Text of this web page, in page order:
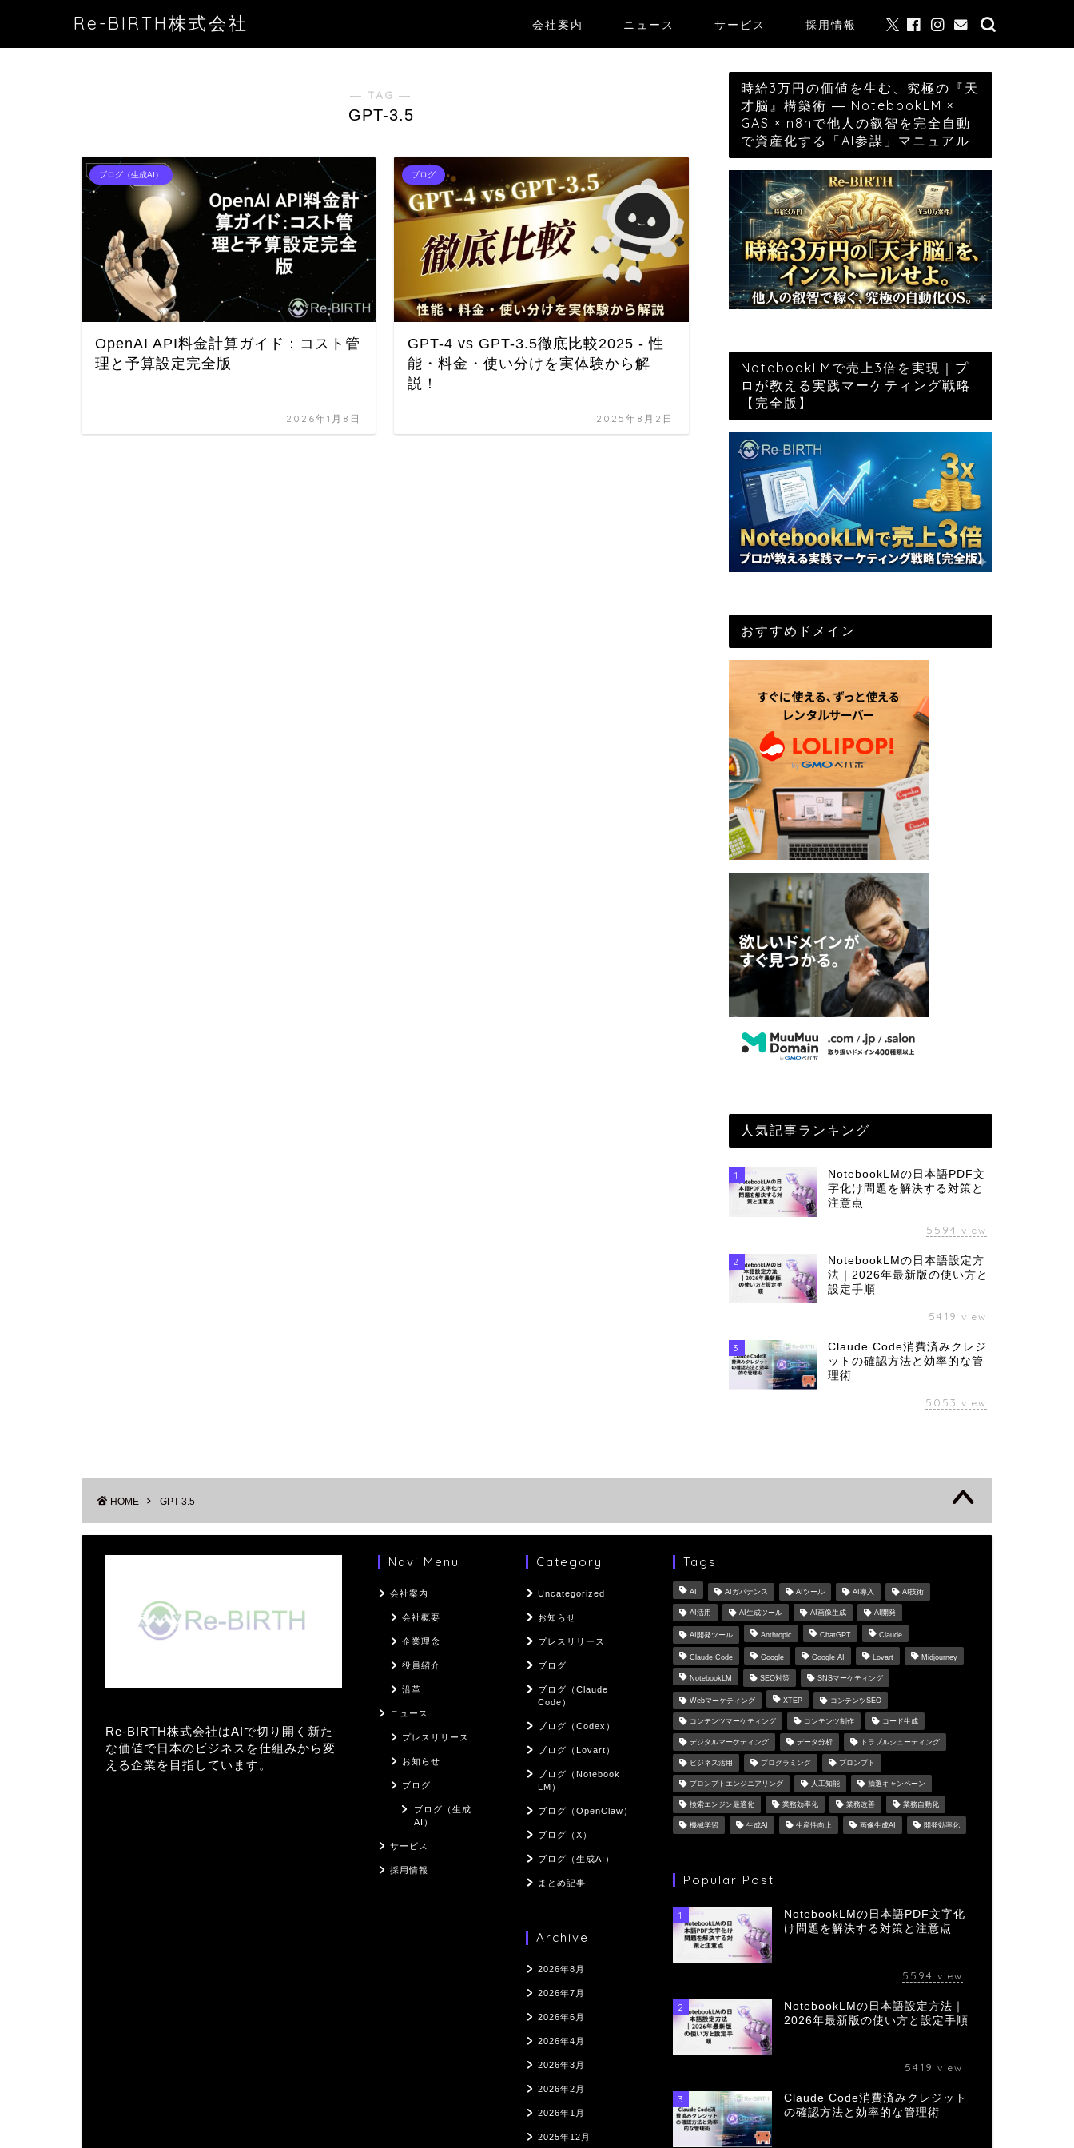
Re-BIRTH株式会社 会社案内 ニュース サービス 採用情報
― TAG ―
GPT-3.5
ブログ（生成AI）
OpenAI API料金計算ガイド：コスト管
理と予算設定完全版
2026年1月8日
ブログ
GPT-4 vs GPT-3.5徹底比較2025 - 性
能・料金・使い分けを実体験から解
説！
2025年8月2日
時給3万円の価値を生む、究極の『天
才脳』構築術 ― NotebookLM ×
GAS × n8nで他人の叡智を完全自動
で資産化する「AI参謀」マニュアル
NotebookLMで売上3倍を実現｜プ
ロが教える実践マーケティング戦略
【完全版】
おすすめドメイン
人気記事ランキング
1
NotebookLMの日本語PDF文
字化け問題を解決する対策と
注意点
5594 view
2
NotebookLMの日本語設定方
法｜2026年最新版の使い方と
設定手順
5419 view
3
Claude Code消費済みクレジ
ットの確認方法と効率的な管
理術
5053 view
HOME GPT-3.5
Re-BIRTH株式会社はAIで切り開く新た
な価値で日本のビジネスを仕組みから変
える企業を目指しています。
Navi Menu
会社案内
会社概要
企業理念
役員紹介
沿革
ニュース
プレスリリース
お知らせ
ブログ
ブログ（生成
AI）
サービス
採用情報
Category
Uncategorized
お知らせ
プレスリリース
ブログ
ブログ（Claude
Code）
ブログ（Codex）
ブログ（Lovart）
ブログ（Notebook
LM）
ブログ（OpenClaw）
ブログ（X）
ブログ（生成AI）
まとめ記事
Archive
2026年8月
2026年7月
2026年6月
2026年4月
2026年3月
2026年2月
2026年1月
2025年12月
Tags
AI AIガバナンス AIツール AI導入 AI技術
AI活用 AI生成ツール AI画像生成 AI開発
AI開発ツール Anthropic ChatGPT Claude
Claude Code Google Google AI Lovart Midjourney
NotebookLM SEO対策 SNSマーケティング
Webマーケティング XTEP コンテンツSEO
コンテンツマーケティング コンテンツ制作 コード生成
デジタルマーケティング データ分析 トラブルシューティング
ビジネス活用 プログラミング プロンプト
プロンプトエンジニアリング 人工知能 抽選キャンペーン
検索エンジン最適化 業務効率化 業務改善 業務自動化
機械学習 生成AI 生産性向上 画像生成AI 開発効率化
Popular Post
1
NotebookLMの日本語PDF文字化
け問題を解決する対策と注意点
5594 view
2
NotebookLMの日本語設定方法｜
2026年最新版の使い方と設定手順
5419 view
3
Claude Code消費済みクレジット
の確認方法と効率的な管理術